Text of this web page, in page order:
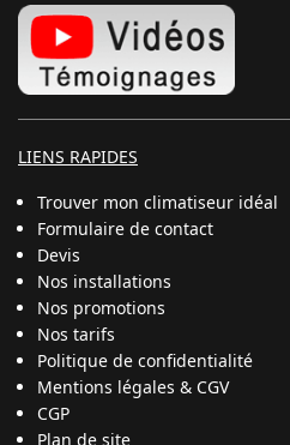
LIENS RAPIDES
Trouver mon climatiseur idéal
Formulaire de contact
Devis
Nos installations
Nos promotions
Nos tarifs
Politique de confidentialité
Mentions légales & CGV
CGP
Plan de site